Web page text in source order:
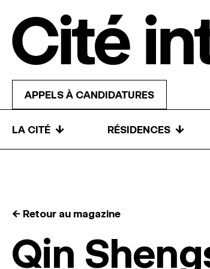
APPELS À CANDIDATURES
LA CITÉ ↓ RÉSIDENCES ↓
← Retour au magazine
Qin